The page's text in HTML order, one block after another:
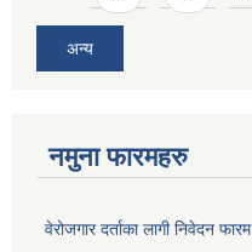
अन्य
नमुना फारमहरु
वेरोजगार दर्ताका लागी निवेदन फारम